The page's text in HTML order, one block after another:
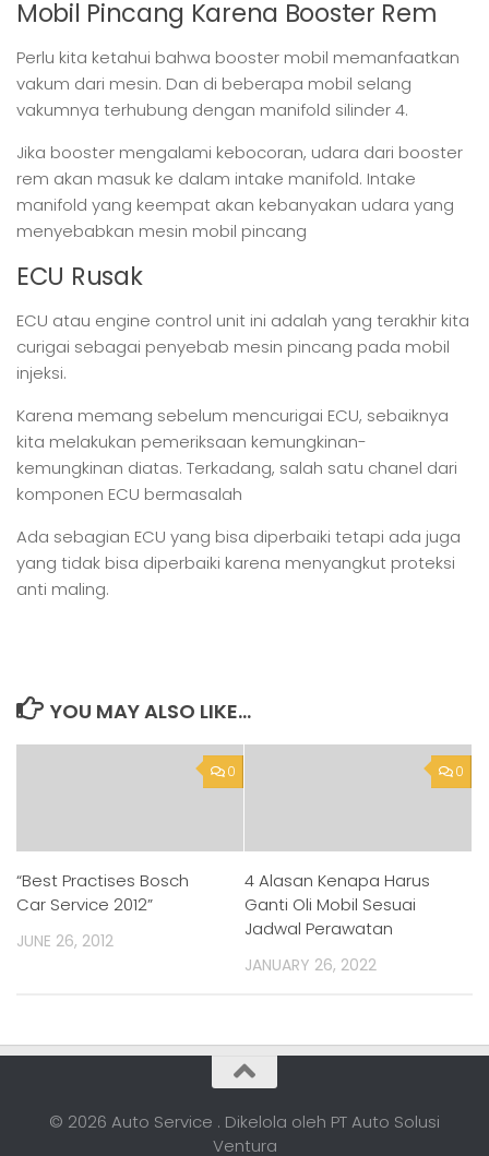
Mobil Pincang Karena Booster Rem
Perlu kita ketahui bahwa booster mobil memanfaatkan
vakum dari mesin. Dan di beberapa mobil selang
vakumnya terhubung dengan manifold silinder 4.
Jika booster mengalami kebocoran, udara dari booster
rem akan masuk ke dalam intake manifold. Intake
manifold yang keempat akan kebanyakan udara yang
menyebabkan mesin mobil pincang
ECU Rusak
ECU atau engine control unit ini adalah yang terakhir kita
curigai sebagai penyebab mesin pincang pada mobil
injeksi.
Karena memang sebelum mencurigai ECU, sebaiknya
kita melakukan pemeriksaan kemungkinan-
kemungkinan diatas. Terkadang, salah satu chanel dari
komponen ECU bermasalah
Ada sebagian ECU yang bisa diperbaiki tetapi ada juga
yang tidak bisa diperbaiki karena menyangkut proteksi
anti maling.
YOU MAY ALSO LIKE...
0
“Best Practises Bosch
Car Service 2012”
JUNE 26, 2012
0
4 Alasan Kenapa Harus
Ganti Oli Mobil Sesuai
Jadwal Perawatan
JANUARY 26, 2022
© 2026 Auto Service . Dikelola oleh PT Auto Solusi
Ventura